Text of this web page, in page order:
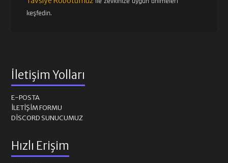
keşfedin.
İletişim Yolları
E-POSTA
İLETIŞIM FORMU
DISCORD SUNUCUMUZ
Hızlı Erişim